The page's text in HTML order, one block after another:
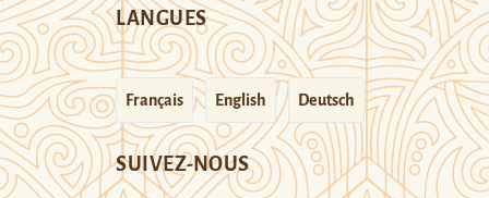
LANGUES
Français English Deutsch
SUIVEZ-NOUS